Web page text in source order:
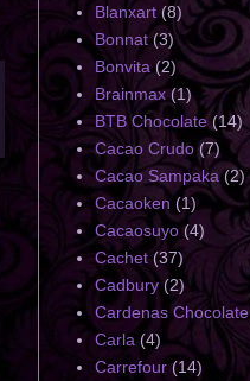
Blanxart (8)
Bonnat (3)
Bonvita (2)
Brainmax (1)
BTB Chocolate (14)
Cacao Crudo (7)
Cacao Sampaka (2)
Cacaoken (1)
Cacaosuyo (4)
Cachet (37)
Cadbury (2)
Cardenas Chocolate
Carla (4)
Carrefour (14)